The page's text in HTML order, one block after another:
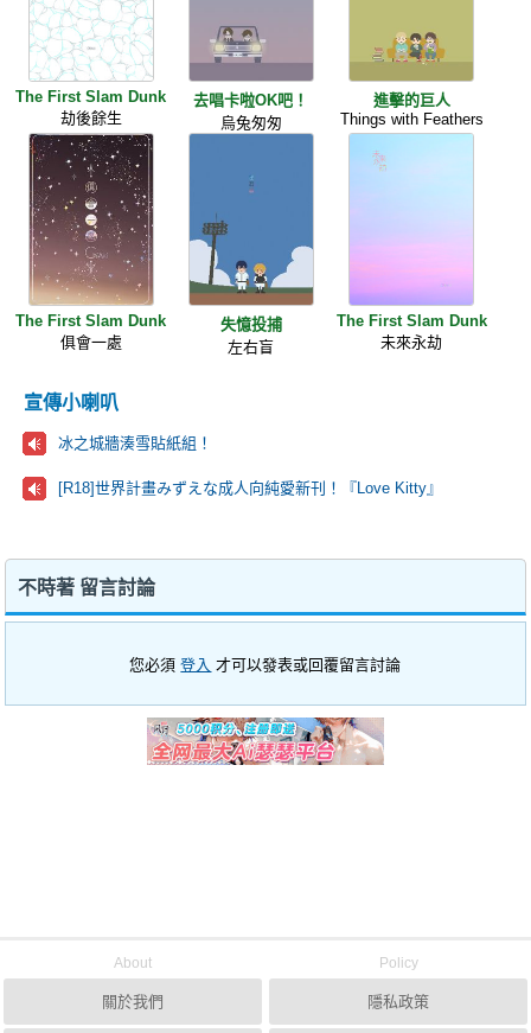
The First Slam Dunk
劫後餘生
去唱卡啦OK吧！
烏兔匆匆
進擊的巨人
Things with Feathers
The First Slam Dunk
俱會一處
失憶投捕
左右盲
The First Slam Dunk
未來永劫
宣傳小喇叭
冰之城牆湊雪貼紙組！
[R18]世界計畫みずえな成人向純愛新刊！『Love Kitty』
不時著 留言討論
您必須登入 才可以發表或回覆留言討論
About
關於我們
Policy
隱私政策